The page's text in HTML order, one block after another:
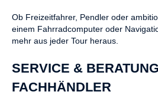
Ob Freizeitfahrer, Pendler oder
einem Fahrradcomputer oder
mehr aus jeder Tour heraus.
SERVICE &
FACHHÄNDLER